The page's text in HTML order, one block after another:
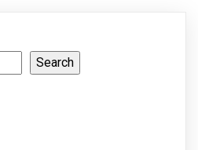
Search